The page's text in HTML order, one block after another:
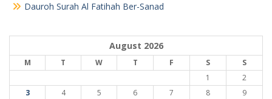
Dauroh Surah Al Fatihah Ber-Sanad
August 2026
M T W T F S
S
1
2
3
4 5 6 7 8
9